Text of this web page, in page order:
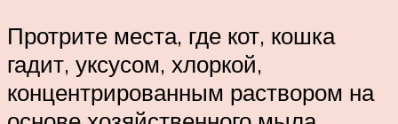
Протрите места, где кот, кошка
гадит, уксусом, хлоркой,
концентрированным раствором на